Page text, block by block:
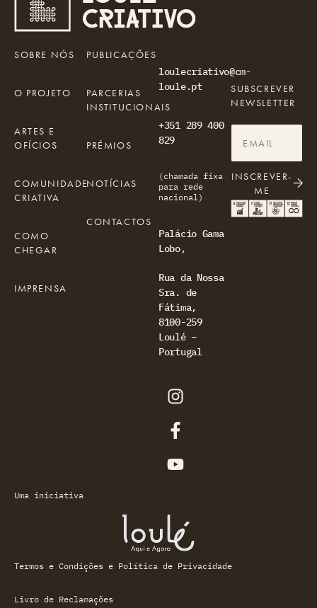
loulecriativo@cm-
loule.pt
+351 289 400
829
(chamada fixa
para rede
nacional)
Palácio Gama
Lobo,
Rua da Nossa
Sra. de
Fátima,
8100-259
Loulé –
Portugal
SOBRE NÓS
O PROJETO
ARTES E
OFÍCIOS
COMUNIDADE
CRIATIVA
COMO
CHEGAR
IMPRENSA
PUBLICAÇÕES
PARCERIAS
INSTITUCIONAIS
PRÉMIOS
NOTÍCIAS
CONTACTOS
SUBSCREVER
NEWSLETTER
INSCREVER-
ME
Uma iniciativa
Termos e Condições e Política de Privacidade
Livro de Reclamações